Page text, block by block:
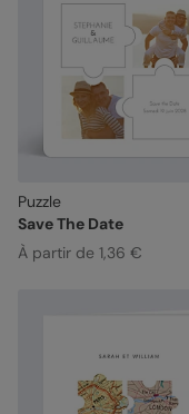
Puzzle
Save The Date
À partir de 1,36 €